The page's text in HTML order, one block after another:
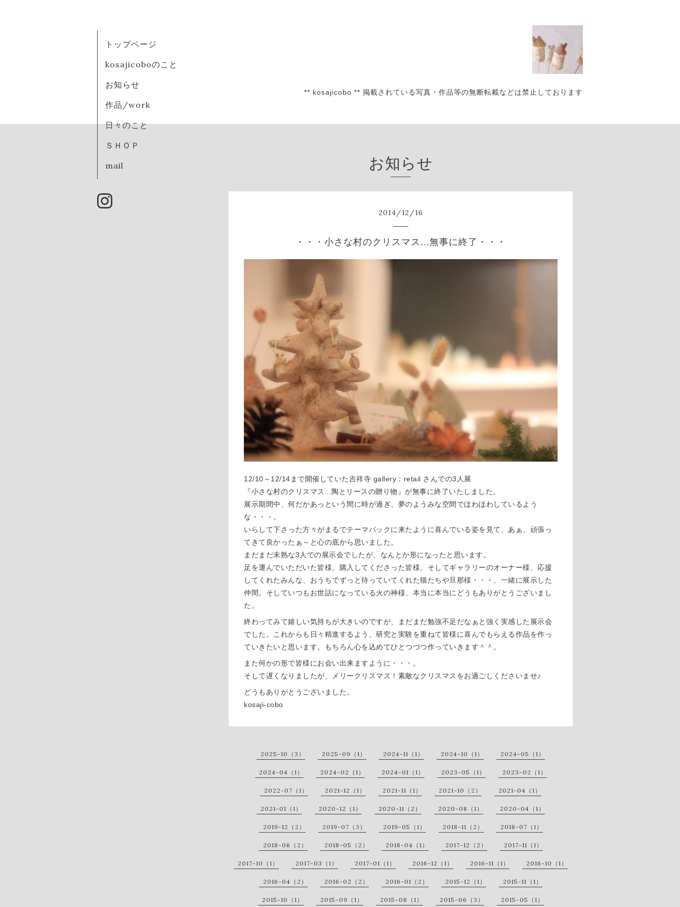
** kosajicobo ** 掲載されている写真・作品等の無断転載などは禁止しております
トップページ
kosajicoboのこと
お知らせ
作品/work
日々のこと
ＳＨＯＰ
mail
お知らせ
2014/12/16
・・・小さな村のクリスマス...無事に終了・・・
12/10～12/14まで開催していた吉祥寺 gallery：retail さんでの3人展
『小さな村のクリスマス...陶とリースの贈り物』が無事に終了いたしました。
展示期間中、何だかあっという間に時が過ぎ、夢のようみな空間でほわほわしているよう
な・・・。
いらして下さった方々がまるでテーマパックに来たように喜んでいる姿を見て、あぁ、頑張っ
てきて良かったぁ～と心の底から思いました。
まだまだ未熟な3人での展示会でしたが、なんとか形になったと思います。
足を運んでいただいた皆様、購入してくださった皆様、そしてギャラリーのオーナー様、応援
してくれたみんな、おうちでずっと待っていてくれた猫たちや旦那様・・・、一緒に展示した
仲間。そしていつもお世話になっている火の神様、本当に本当にどうもありがとうございまし
た。
終わってみて嬉しい気持ちが大きいのですが、まだまだ勉強不足だなぁと強く実感した展示会
でした。これからも日々精進するよう、研究と実験を重ねて皆様に喜んでもらえる作品を作っ
ていきたいと思います。もちろん心を込めてひとつづつ作っていきます＾＾。
また何かの形で皆様にお会い出来ますように・・・。
そして遅くなりましたが、メリークリスマス！素敵なクリスマスをお過ごしくださいませ♪
どうもありがとうございました。
kosaji-cobo
2025-10（3） 2025-09（1） 2024-11（1） 2024-10（1） 2024-05（1）
2024-04（1） 2024-02（1） 2024-01（1） 2023-05（1） 2023-02（1）
2022-07（1） 2021-12（1） 2021-11（1） 2021-10（2） 2021-04（1）
2021-01（1） 2020-12（1） 2020-11（2） 2020-08（1） 2020-04（1）
2019-12（2） 2019-07（3） 2019-05（1） 2018-11（2） 2018-07（1）
2018-06（2） 2018-05（2） 2018-04（1） 2017-12（2） 2017-11（1）
2017-10（1） 2017-03（1） 2017-01（1） 2016-12（1） 2016-11（1） 2016-10（1）
2016-04（2） 2016-02（2） 2016-01（2） 2015-12（1） 2015-11（1）
2015-10（1） 2015-09（1） 2015-08（1） 2015-06（3） 2015-05（1）